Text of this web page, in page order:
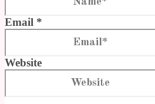
Email *
Website